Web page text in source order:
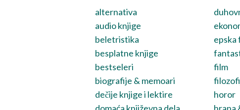
alternativa
audio knjige
beletristika
besplatne knjige
bestseleri
biografije & memoari
dečije knjige i lektire
epska
film
horor